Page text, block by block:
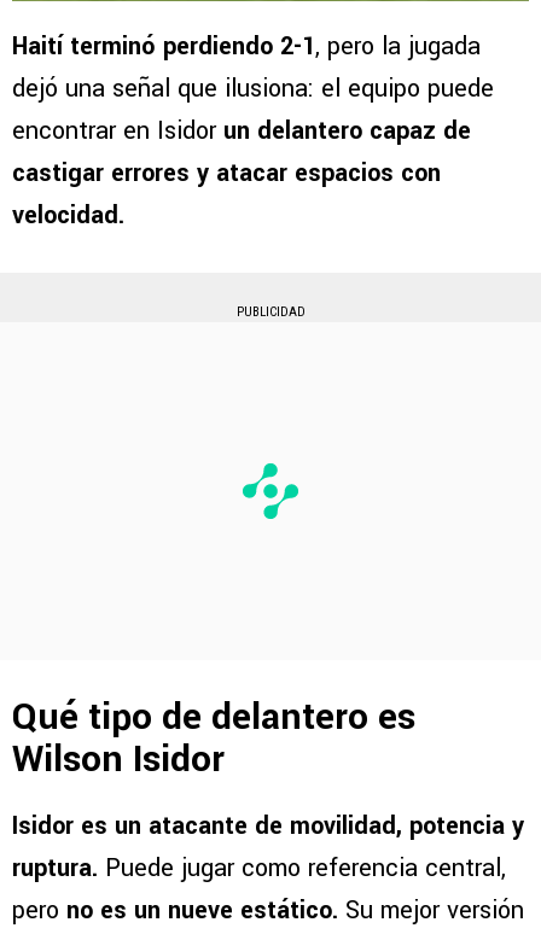
Haití terminó perdiendo 2-1, pero la jugada
dejó una señal que ilusiona: el equipo puede
encontrar en Isidor un delantero capaz de
castigar errores y atacar espacios con
velocidad.
PUBLICIDAD
Qué tipo de delantero es
Wilson Isidor
Isidor es un atacante de movilidad, potencia y
ruptura. Puede jugar como referencia central,
pero no es un nueve estático. Su mejor versión